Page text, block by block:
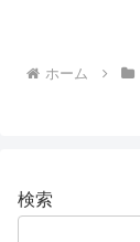
ホーム
検索